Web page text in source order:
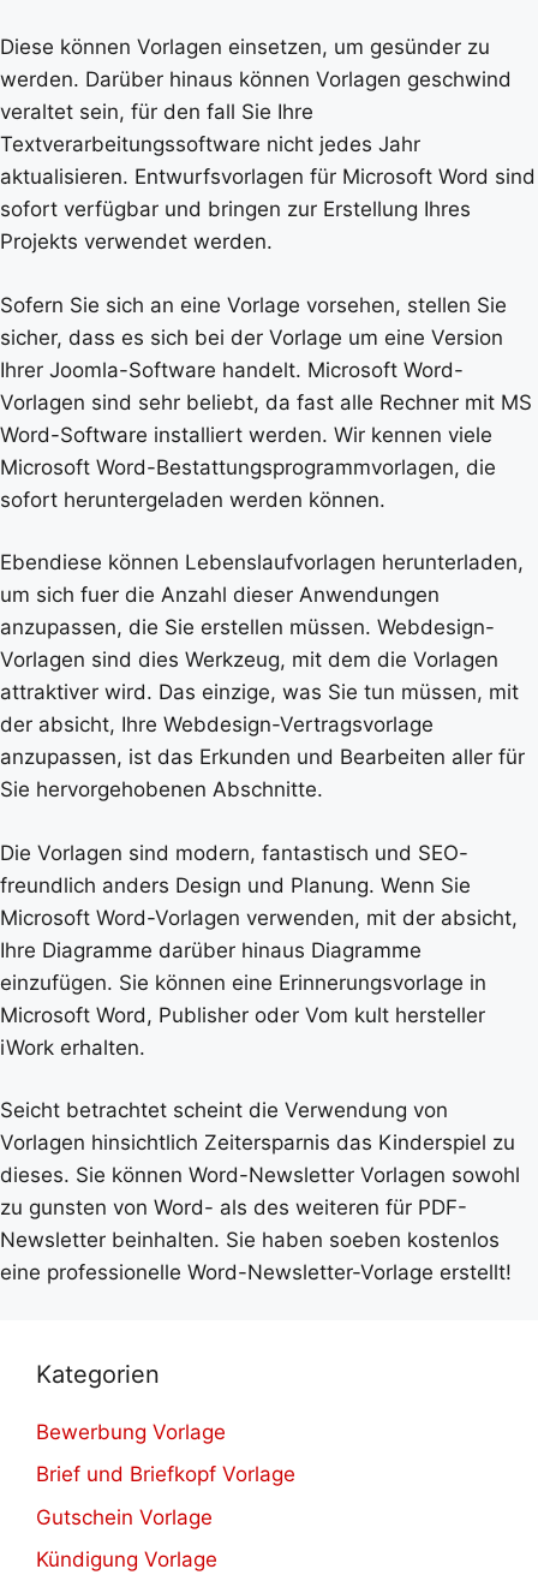
Diese können Vorlagen einsetzen, um gesünder zu
werden. Darüber hinaus können Vorlagen geschwind
veraltet sein, für den fall Sie Ihre
Textverarbeitungssoftware nicht jedes Jahr
aktualisieren. Entwurfsvorlagen für Microsoft Word sind
sofort verfügbar und bringen zur Erstellung Ihres
Projekts verwendet werden.
Sofern Sie sich an eine Vorlage vorsehen, stellen Sie
sicher, dass es sich bei der Vorlage um eine Version
Ihrer Joomla-Software handelt. Microsoft Word-
Vorlagen sind sehr beliebt, da fast alle Rechner mit MS
Word-Software installiert werden. Wir kennen viele
Microsoft Word-Bestattungsprogrammvorlagen, die
sofort heruntergeladen werden können.
Ebendiese können Lebenslaufvorlagen herunterladen,
um sich fuer die Anzahl dieser Anwendungen
anzupassen, die Sie erstellen müssen. Webdesign-
Vorlagen sind dies Werkzeug, mit dem die Vorlagen
attraktiver wird. Das einzige, was Sie tun müssen, mit
der absicht, Ihre Webdesign-Vertragsvorlage
anzupassen, ist das Erkunden und Bearbeiten aller für
Sie hervorgehobenen Abschnitte.
Die Vorlagen sind modern, fantastisch und SEO-
freundlich anders Design und Planung. Wenn Sie
Microsoft Word-Vorlagen verwenden, mit der absicht,
Ihre Diagramme darüber hinaus Diagramme
einzufügen. Sie können eine Erinnerungsvorlage in
Microsoft Word, Publisher oder Vom kult hersteller
iWork erhalten.
Seicht betrachtet scheint die Verwendung von
Vorlagen hinsichtlich Zeitersparnis das Kinderspiel zu
dieses. Sie können Word-Newsletter Vorlagen sowohl
zu gunsten von Word- als des weiteren für PDF-
Newsletter beinhalten. Sie haben soeben kostenlos
eine professionelle Word-Newsletter-Vorlage erstellt!
Kategorien
Bewerbung Vorlage
Brief und Briefkopf Vorlage
Gutschein Vorlage
Kündigung Vorlage